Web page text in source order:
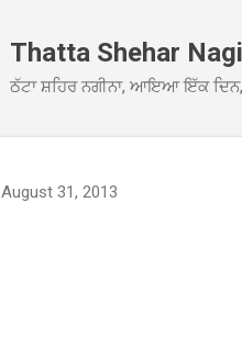
Thatta Shehar
ਠੱਟਾ ਸ਼ਹਿਰ ਨਗੀਨਾ, ਆਇਆ ਇੱਕ ਦਿਨ,
August 31, 2013